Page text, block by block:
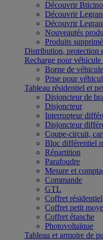
Découvrir Bticino
Découvrir
Découvrir
Nouveautés
Produits
Distribution, protection
Recharge pour véhicule
Borne de
Prise pour
Tableau résidentiel et
Disjoncteur de
Disjoncteur
Interrupteur
Disjoncteur
Coupe-circuit,
Bloc différentiel
Répartition
Parafoudre
Mesure et
Commande
GTL
Coffret résidentiel
Coffret petit
Coffret étanche
Photovoltaïque
Tableau et armoire de